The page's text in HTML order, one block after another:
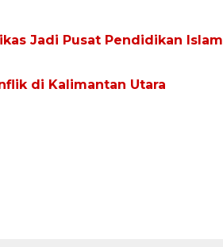
Jadi Pusat Pendidikan Islam
di Kalimantan Utara